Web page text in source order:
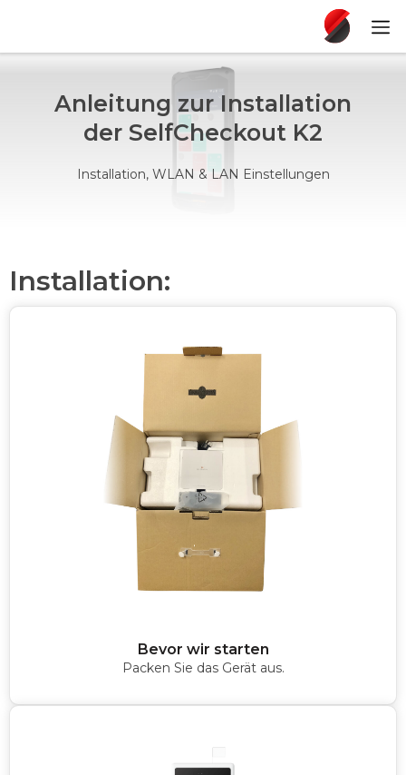
Anleitung zur Installation
der SelfCheckout K2
Installation, WLAN & LAN Einstellungen
Installation:
Bevor wir starten
Packen Sie das Gerät aus.